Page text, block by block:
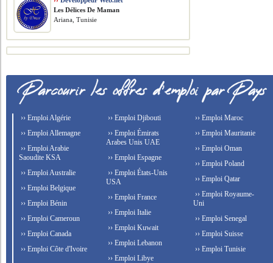
Les Délices De Maman
Ariana, Tunisie
›› Emploi Algérie
›› Emploi Allemagne
›› Emploi Arabie
Saoudite KSA
›› Emploi Australie
›› Emploi Belgique
›› Emploi Bénin
›› Emploi Cameroun
›› Emploi Canada
›› Emploi Côte d'Ivoire
›› Emploi Djibouti
›› Emploi Émirats
Arabes Unis UAE
›› Emploi Espagne
›› Emploi États-Unis
USA
›› Emploi France
›› Emploi Italie
›› Emploi Kuwait
›› Emploi Lebanon
›› Emploi Libye
›› Emploi Maroc
›› Emploi Mauritanie
›› Emploi Oman
›› Emploi Poland
›› Emploi Qatar
›› Emploi Royaume-
Uni
›› Emploi Senegal
›› Emploi Suisse
›› Emploi Tunisie